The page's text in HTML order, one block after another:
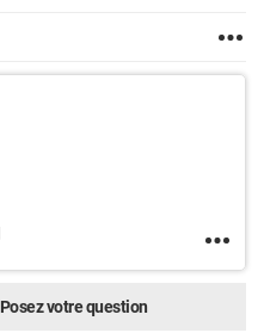
Posez votre question